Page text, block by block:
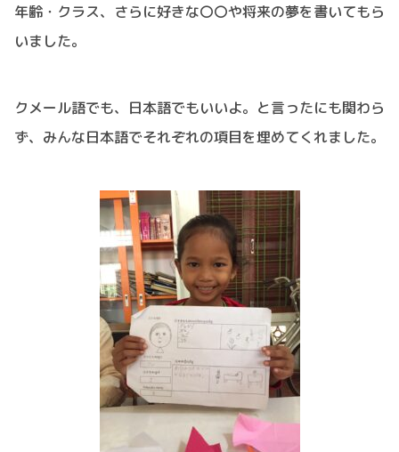
年齢・クラス、さらに好きな〇〇や将来の夢を書いてもら
いました。
クメール語でも、日本語でもいいよ。と言ったにも関わら
ず、みんな日本語でそれぞれの項目を埋めてくれました。